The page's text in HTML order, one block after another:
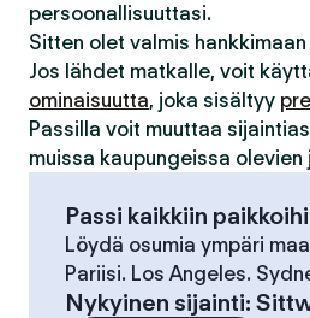
persoonallisuuttasi.
Sitten olet valmis hankkimaan
Jos lähdet matkalle, voit
ominaisuutta, joka sisältyy
Passilla voit muuttaa
muissa kaupungeissa
Passi kaikkiin
Löydä osumia ympäri
Pariisi. Los Angeles.
Nykyinen sijainti: